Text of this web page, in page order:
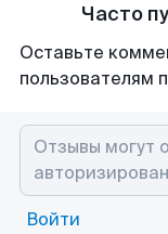
Часто
Оставьте
пользователям
Войти